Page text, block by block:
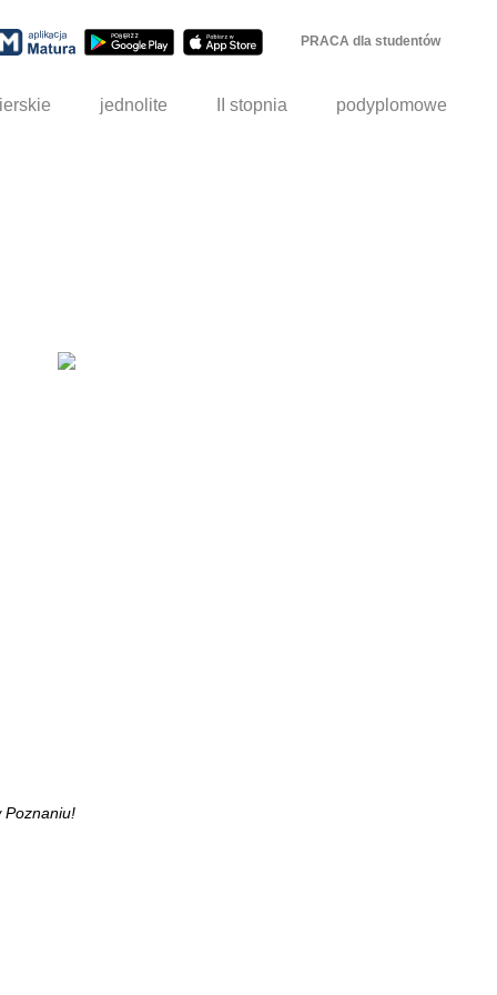
PRACA dla studentów
jednolite II stopnia podyplomowe
Poznaniu!